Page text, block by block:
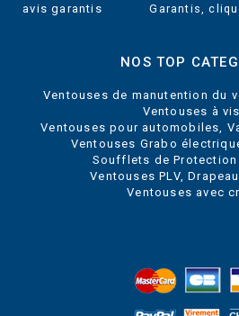
Garantis,
NOS TOP
Ventouses de manutention du
Ventouses à
Ventouses pour automobiles,
Ventouses Grabo
Soufflets de
Ventouses PLV,
Ventouses avec